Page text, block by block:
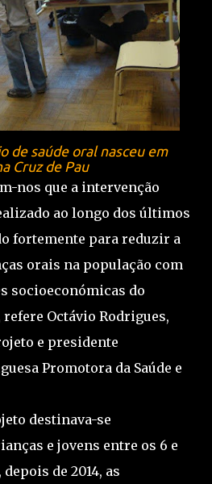
de saúde oral nasceu em
Cruz de Pau
nos que a intervenção
ao longo dos últimos
fortemente para reduzir a
orais na população com
socioeconómicas do
refere Octávio Rodrigues,
e presidente
Promotora da Saúde e
destinava-se
e jovens entre os 6 e
de 2014, as